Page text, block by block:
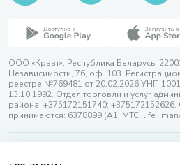
ООО «Кравт». Республика Беларусь,
Независимости, 76, оф. 103.
реестре №769481 от 20.02.2026 УНП
13.10.1992. Отдел торговли и услуг
района, +375172151740;
принимаются: 6378899 (А1, МТС, life,